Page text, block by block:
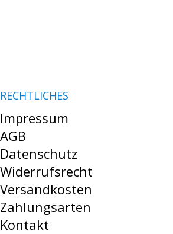
RECHTLICHES
Impressum
AGB
Datenschutz
Widerrufsrecht
Versandkosten
Zahlungsarten
Kontakt